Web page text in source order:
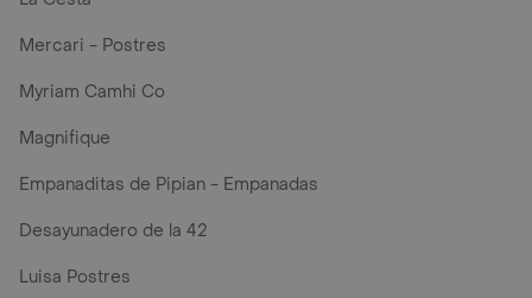
Mercari - Postres
Myriam Camhi Co
Magnifique
Empanaditas de Pipian - Empanadas
Desayunadero de la 42
Luisa Postres